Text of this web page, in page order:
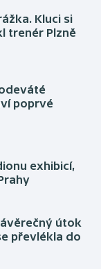
Kluci si
trenér Plzně
poprvé
exhibicí,
útok
převlékla do